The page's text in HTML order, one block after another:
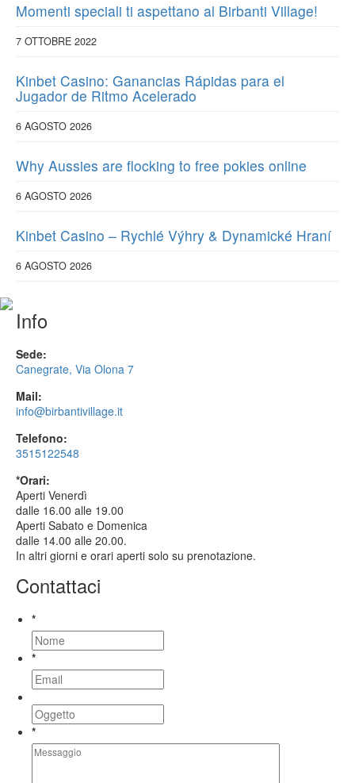
Momenti speciali ti aspettano al Birbanti Village!
7 OTTOBRE 2022
Kinbet Casino: Ganancias Rápidas para el
Jugador de Ritmo Acelerado
6 AGOSTO 2026
Why Aussies are flocking to free pokies online
6 AGOSTO 2026
Kinbet Casino – Rychlé Výhry & Dynamické Hraní
6 AGOSTO 2026
Info
Sede:
Canegrate, Via Olona 7
Mail:
info@birbantivillage.it
Telefono:
3515122548
*Orari:
Aperti Venerdì
dalle 16.00 alle 19.00
Aperti Sabato e Domenica
dalle 14.00 alle 20.00.
In altri giorni e orari aperti solo su prenotazione.
Contattaci
*
*
*